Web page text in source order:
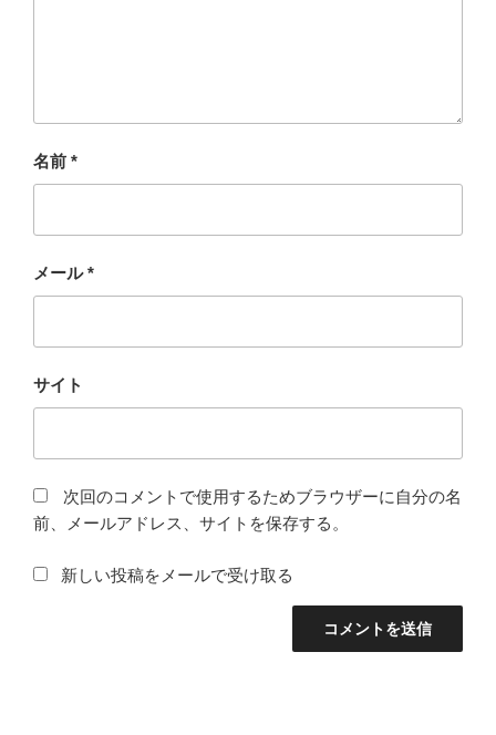
名前 *
メール*
サイト
次回のコメントで使用するためブラウザーに自分の名
前、メールアドレス、サイトを保存する。
新しい投稿をメールで受け取る